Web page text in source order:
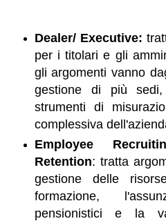
Dealer/ Executive:
per i titolari e gli
gli argomenti vanno
gestione di più sedi,
strumenti di
complessiva
Employee
Retention: tratta
gestione delle
formazione,
pensionistici e la